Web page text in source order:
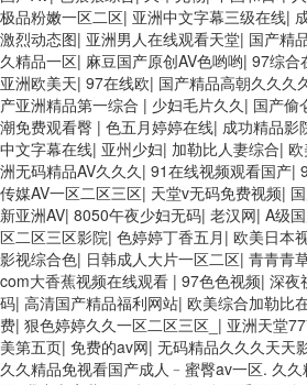
极品粉嫩一区二区| 亚洲中文字幕三级在线|
激烈动态图| 亚洲男人在线观看天堂| 国产精
久精品一区| 麻豆国产原创AV色哟哟| 97综合
亚洲欧美天| 97在线欧| 国产精品高朝久久久
产亚洲精品第一综合 | 少妇毛片久久| 国产偷
潮免费观看臀 | 色五月婷婷在线| 成功精品影
中文字幕在线| 亚州少妇| 加勒比人妻综合|
洲无码精品AV久久久| 91在线视频观看国产|
传媒AV一区二区三区| 天堂v无码免费视频|
新亚洲AV| 8050午夜少妇无码| 老汉网| A级
区二区三区影院| 色婷婷丁香五月 | 欧美日本
影视综合色| 日韩成人大片一区二区| 青青青
com大香蕉视频在线观看 | 97色色视频| 深夜
码| 高清国产精品福利网站| 欧美综合加勒比
费| 狠色婷婷久久一区二区三区_ | 亚洲天堂
美第五页| 免费的av网| 无码精品久久久天天
久久精品免视看国产成人﹣蜜臀av一区. 久